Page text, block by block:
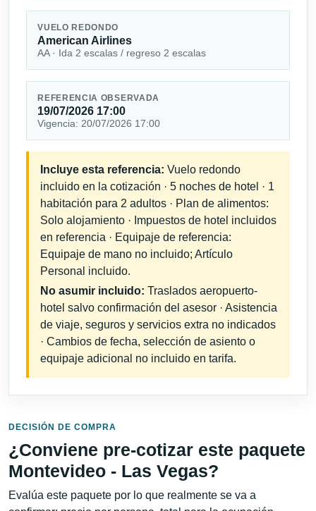
VUELO REDONDO
American Airlines
AA · Ida 2 escalas / regreso 2 escalas
REFERENCIA OBSERVADA
19/07/2026 17:00
Vigencia: 20/07/2026 17:00
Incluye esta referencia: Vuelo redondo
incluido en la cotización · 5 noches de hotel · 1
habitación para 2 adultos · Plan de alimentos:
Solo alojamiento · Impuestos de hotel incluidos
en referencia · Equipaje de referencia:
Equipaje de mano no incluido; Artículo
Personal incluido.
No asumir incluido: Traslados aeropuerto-
hotel salvo confirmación del asesor · Asistencia
de viaje, seguros y servicios extra no indicados
· Cambios de fecha, selección de asiento o
equipaje adicional no incluido en tarifa.
DECISIÓN DE COMPRA
¿Conviene pre-cotizar este paquete
Montevideo - Las Vegas?
Evalúa este paquete por lo que realmente se va a